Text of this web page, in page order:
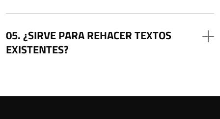
¿SIRVE PARA REHACER TEXTOS
EXISTENTES?